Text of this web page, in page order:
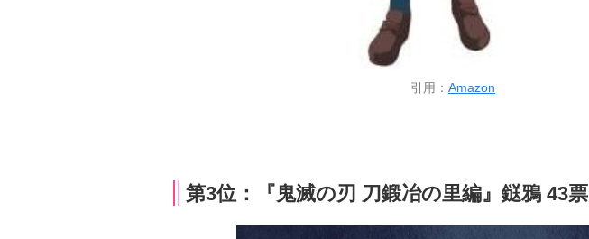
引用： Amazon
第3位：『鬼滅の刃 刀鍛冶の里編』鎹鴉 43票